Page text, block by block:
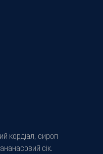
кордіал, сироп
сік.